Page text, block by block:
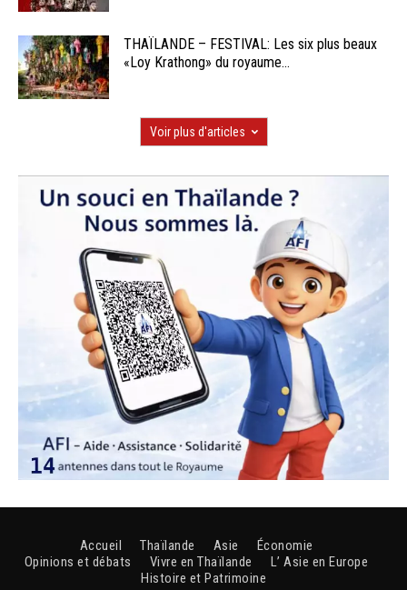
THAÏLANDE – FESTIVAL: Les six plus beaux
«Loy Krathong» du royaume...
Voir plus d'articles
Accueil Thaïlande Asie
Économie
Opinions et débats
Vivre en Thaïlande
L’ Asie en Europe
Histoire et Patrimoine